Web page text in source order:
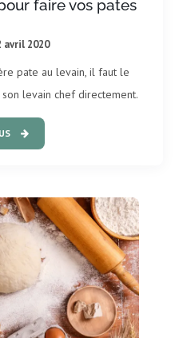
faire vos pates
avril 2020
pate au levain, il faut le
son levain chef directement.